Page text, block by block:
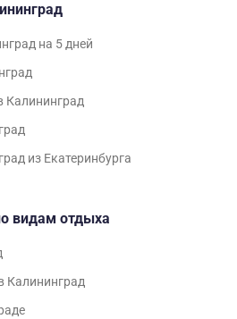
на 5 дней
Калининград
из Екатеринбурга
видам отдыха
Калининград